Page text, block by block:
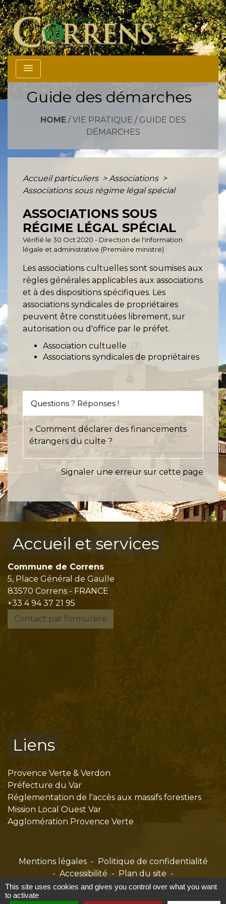
menu
Guide des démarches
HOME/ VIE PRATIQUE / GUIDE DES
DÉMARCHES
Accueil particuliers > Associations >
Associations sous régime légal spécial
ASSOCIATIONS SOUS
RÉGIME LÉGAL SPÉCIAL
Vérifié le 30 Oct 2020 - Direction de l'information
légale et administrative (Première ministre)
Les associations cultuelles sont soumises aux
règles générales applicables aux associations
et à des dispositions spécifiques. Les
associations syndicales de propriétaires
peuvent être constituées librement, sur
autorisation ou d'office par le préfet.
Association cultuelle
Associations syndicales de propriétaires
Questions ? Réponses !
Comment déclarer des financements
étrangers du culte ?
Signaler une erreur sur cette page
Accueil et services
Commune de Correns
5, Place Général de Gaulle
83570 Correns - FRANCE
+33 4 94 37 21 95
Contact par formulaire
Liens
Provence Verte & Verdon
Préfecture du Var
Réglementation de l'accès aux massifs forestiers
Mission Local Ouest Var
Agglomération Provence Verte
Mentions légales -
Politique de confidentialité
- Accessibilité - Plan du site -
Gestion des cookies
This site uses cookies and gives you control over what you want
to activate